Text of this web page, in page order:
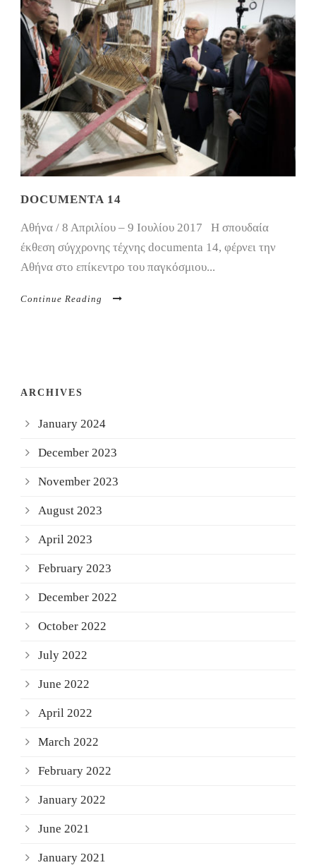
DOCUMENTA 14
Αθήνα / 8 Απριλίου – 9 Ιουλίου 2017 Η σπουδαία
έκθεση σύγχρονης τέχνης documenta 14, φέρνει την
Αθήνα στο επίκεντρο του παγκόσμιου...
Continue Reading
ARCHIVES
January 2024
December 2023
November 2023
August 2023
April 2023
February 2023
December 2022
October 2022
July 2022
June 2022
April 2022
March 2022
February 2022
January 2022
June 2021
January 2021